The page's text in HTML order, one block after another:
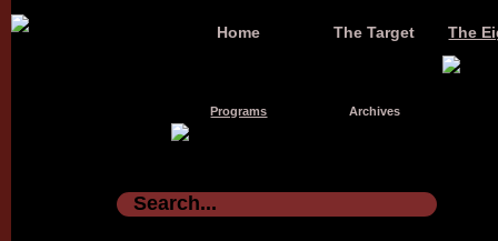
Home The Target The
Programs Archives